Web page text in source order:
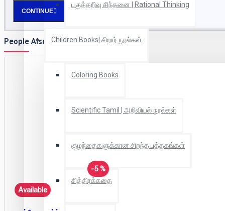
பகுத்தறிவு சிந்தனை | Rational Thinking
Children Books| சிறார் நூல்கள்
Coloring Books
Scientific Tamil | அறிவியல் நூல்கள்
குழந்தைகளுக்கான சிறந்த புத்தகங்கள்
சித்திரக்கதை
CONTINUE
People Also Bought
-5 %
Available